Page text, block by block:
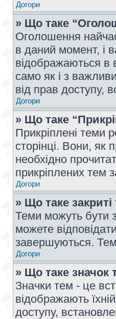
Догори
» Що таке
Оголошення
в даний момент, і
відображаються в
само як і з
від прав доступу,
Догори
» Що таке
Прикріплені теми
сторінці. Вони, як
необхідно
прикріплених тем
Догори
» Що таке
Теми можуть бути
можете
завершуються.
Догори
» Що таке значок
Значки тем - це
відображають
доступу,